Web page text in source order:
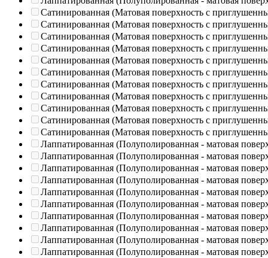
Сатинированная (Матовая поверхность с
Сатинированная (Матовая поверхность с
Сатинированная (Матовая поверхность с
Сатинированная (Матовая поверхность с
Сатинированная (Матовая поверхность с
Сатинированная (Матовая поверхность с
Сатинированная (Матовая поверхность с
Сатинированная (Матовая поверхность с
Сатинированная (Матовая поверхность с
Сатинированная (Матовая поверхность с
Сатинированная (Матовая поверхность с
Лаппатированная (Полуполированная - матовая
Лаппатированная (Полуполированная - матовая
Лаппатированная (Полуполированная - матовая
Лаппатированная (Полуполированная - матовая
Лаппатированная (Полуполированная - матовая
Лаппатированная (Полуполированная - матовая
Лаппатированная (Полуполированная - матовая
Лаппатированная (Полуполированная - матовая
Лаппатированная (Полуполированная - матовая
Лаппатированная (Полуполированная - матовая